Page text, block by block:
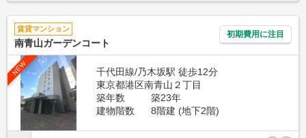
賃貸マンション
南青山ガーデンコート
初期費用に注目
NEW
千代田線/乃木坂駅 徒歩12分
東京都港区南青山２丁目
築年数
築23年
建物階数
8階建 (地下2階)